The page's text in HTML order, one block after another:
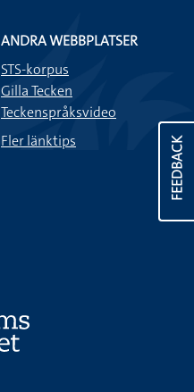
FEEDBACK
ANDRA WEBBPLATSER
STS-korpus
Gilla Tecken
Teckenspråksvideo
Fler länktips